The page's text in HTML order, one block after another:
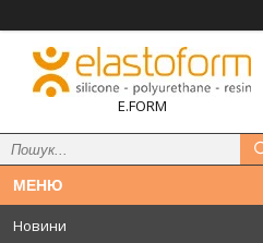
E.FORM
Новини